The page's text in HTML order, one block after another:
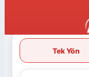
Tek Yön